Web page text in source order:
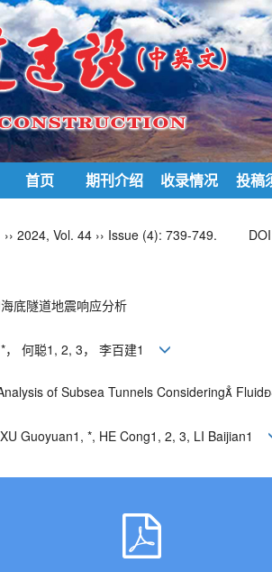
首页 期刊介绍 收录情况 投稿
›› 2024, Vol. 44 ›› Issue (4): 739-749.
底隧道地震响应分析
， 何聪1, 2, 3， 李百建1
of Subsea Tunnels Considering Fluid
Guoyuan1, *, HE Cong1, 2, 3, LI Baijian1